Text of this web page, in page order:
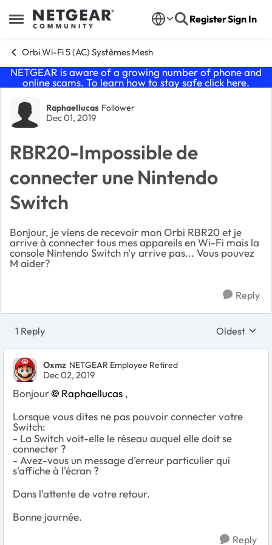
Open Side Menu
Skip to content RegisterSign In
Orbi Wi-Fi 5 (AC) Systèmes Mesh
NETGEAR is aware of a growing number of phone and
online scams. To learn how to stay safe click here.
Forum Discussion
Raphaellucas Follower
Dec 01, 2019
RBR20-Impossible de
connecter une Nintendo
Switch
Bonjour, je viens de recevoir mon Orbi RBR20 et je
arrive à connecter tous mes appareils en Wi-Fi mais la
console Nintendo Switch n'y arrive pas... Vous pouvez
M aider?
Reply
1 Reply Replies
Oldest
Oxmz NETGEAR Employee Retired
Dec 02, 2019
Bonjour Raphaellucas ,
Lorsque vous dites ne pas pouvoir connecter votre
Switch:
- La Switch voit-elle le réseau auquel elle doit se
connecter ?
- Avez-vous un message d'erreur particulier qui
s'affiche à l'écran ?
Dans l'attente de votre retour.
Bonne journée.
Reply